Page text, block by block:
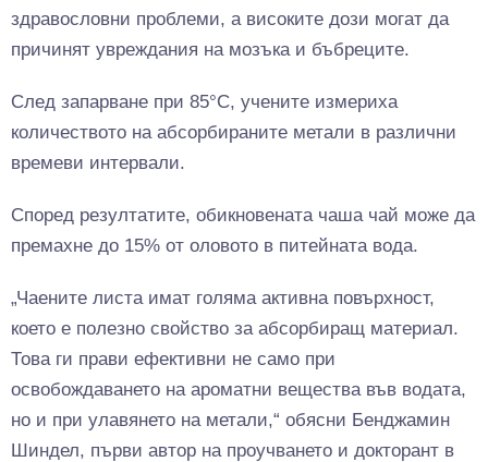
здравословни проблеми, а високите дози могат да
причинят увреждания на мозъка и бъбреците.
След запарване при 85°C, учените измериха
количеството на абсорбираните метали в различни
времеви интервали.
Според резултатите, обикновената чаша чай може да
премахне до 15% от оловото в питейната вода.
„Чаените листа имат голяма активна повърхност,
което е полезно свойство за абсорбиращ материал.
Това ги прави ефективни не само при
освобождаването на ароматни вещества във водата,
но и при улавянето на метали,“ обясни Бенджамин
Шиндел, първи автор на проучването и докторант в